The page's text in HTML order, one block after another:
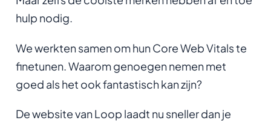
hulp nodig.
We werkten samen om hun Core Web Vitals te
finetunen. Waarom genoegen nemen met
goed als het ook fantastisch kan zijn?
De website van Loop laadt nu sneller dan je